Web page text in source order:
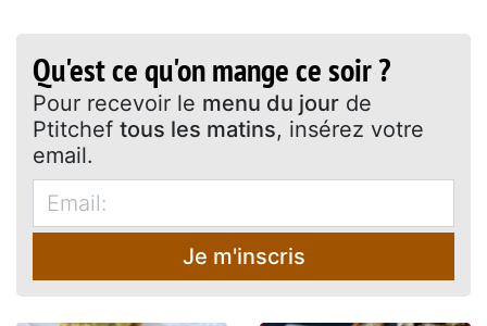
Qu'est ce qu'on mange ce soir ?
Pour recevoir le menu du jour de
Ptitchef tous les matins, insérez votre
email.
Je m'inscris